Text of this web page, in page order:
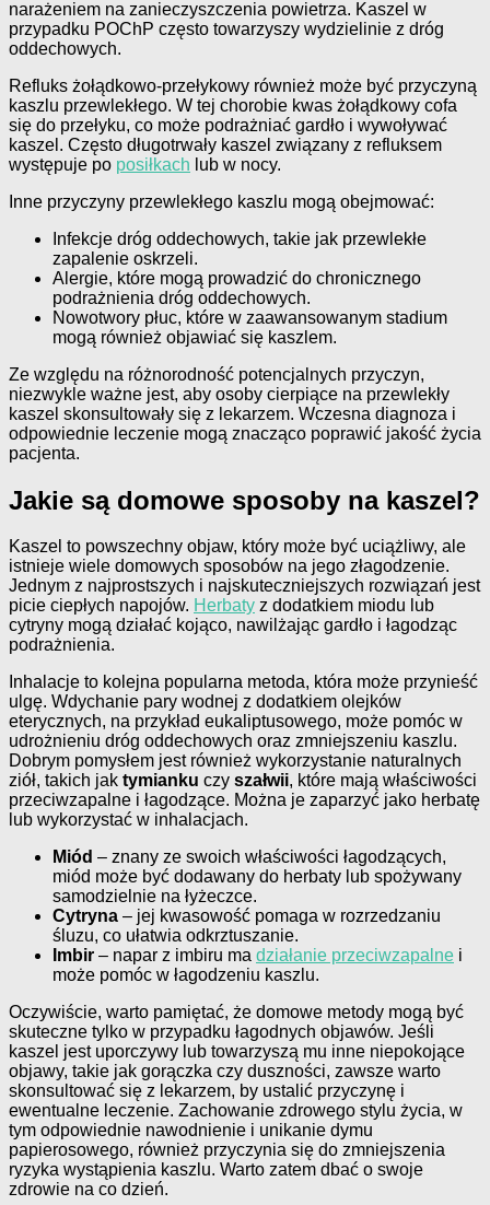
narażeniem na zanieczyszczenia powietrza. Kaszel w
przypadku POChP często towarzyszy wydzielinie z dróg
oddechowych.
Refluks żołądkowo-przełykowy również może być przyczyną
kaszlu przewlekłego. W tej chorobie kwas żołądkowy cofa
się do przełyku, co może podrażniać gardło i wywoływać
kaszel. Często długotrwały kaszel związany z refluksem
występuje po posiłkach lub w nocy.
Inne przyczyny przewlekłego kaszlu mogą obejmować:
Infekcje dróg oddechowych, takie jak przewlekłe
zapalenie oskrzeli.
Alergie, które mogą prowadzić do chronicznego
podrażnienia dróg oddechowych.
Nowotwory płuc, które w zaawansowanym stadium
mogą również objawiać się kaszlem.
Ze względu na różnorodność potencjalnych przyczyn,
niezwykle ważne jest, aby osoby cierpiące na przewlekły
kaszel skonsultowały się z lekarzem. Wczesna diagnoza i
odpowiednie leczenie mogą znacząco poprawić jakość życia
pacjenta.
Jakie są domowe sposoby na kaszel?
Kaszel to powszechny objaw, który może być uciążliwy, ale
istnieje wiele domowych sposobów na jego złagodzenie.
Jednym z najprostszych i najskuteczniejszych rozwiązań jest
picie ciepłych napojów. Herbaty z dodatkiem miodu lub
cytryny mogą działać kojąco, nawilżając gardło i łagodząc
podrażnienia.
Inhalacje to kolejna popularna metoda, która może przynieść
ulgę. Wdychanie pary wodnej z dodatkiem olejków
eterycznych, na przykład eukaliptusowego, może pomóc w
udrożnieniu dróg oddechowych oraz zmniejszeniu kaszlu.
Dobrym pomysłem jest również wykorzystanie naturalnych
ziół, takich jak tymianku czy szałwii, które mają właściwości
przeciwzapalne i łagodzące. Można je zaparzyć jako herbatę
lub wykorzystać w inhalacjach.
Miód – znany ze swoich właściwości łagodzących,
miód może być dodawany do herbaty lub spożywany
samodzielnie na łyżeczce.
Cytryna – jej kwasowość pomaga w rozrzedzaniu
śluzu, co ułatwia odkrztuszanie.
Imbir – napar z imbiru ma działanie przeciwzapalne i
może pomóc w łagodzeniu kaszlu.
Oczywiście, warto pamiętać, że domowe metody mogą być
skuteczne tylko w przypadku łagodnych objawów. Jeśli
kaszel jest uporczywy lub towarzyszą mu inne niepokojące
objawy, takie jak gorączka czy duszności, zawsze warto
skonsultować się z lekarzem, by ustalić przyczynę i
ewentualne leczenie. Zachowanie zdrowego stylu życia, w
tym odpowiednie nawodnienie i unikanie dymu
papierosowego, również przyczynia się do zmniejszenia
ryzyka wystąpienia kaszlu. Warto zatem dbać o swoje
zdrowie na co dzień.